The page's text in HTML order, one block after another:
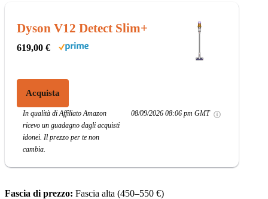
Dyson V12 Detect Slim+
619,00 €
Acquista
In qualità di Affiliato Amazon
ricevo un guadagno dagli acquisti
idonei. Il prezzo per te non
cambia.
08/09/2026 08:06 pm GMT
Fascia di prezzo: Fascia alta (450–550 €)